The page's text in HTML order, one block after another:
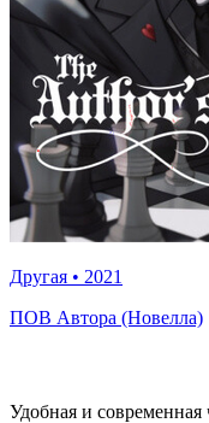
Другая • 2021
ПОВ Автора (Новелла)
Удобная и